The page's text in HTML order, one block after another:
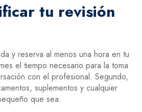
tu revisión
y reserva al menos una hora en tu
el tiempo necesario para la toma
con el profesional. Segundo,
suplementos y cualquier
que sea.